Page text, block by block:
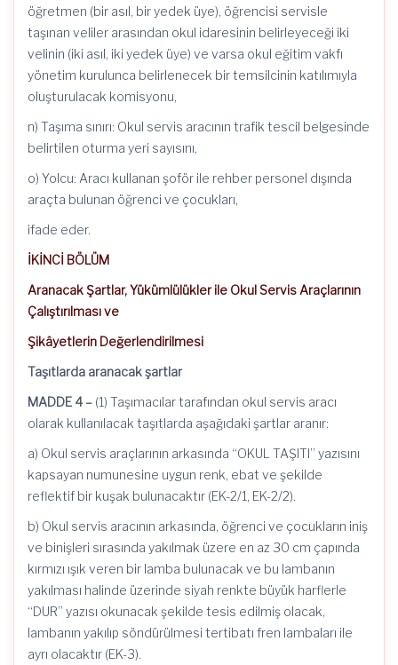
öğretmen (bir asıl, bir yedek üye), öğrencisi servisle
taşınan veliler arasından okul idaresinin belirleyeceği iki
velinin (iki asıl, iki yedek üye) ve varsa okul eğitim vakfı
yönetim kurulunca belirlenecek bir temsilcinin katılımıyla
oluşturulacak komisyonu,
n) Taşıma sınırı: Okul servis aracının trafik tescil belgesinde
belirtilen oturma yeri sayısını,
o) Yolcu: Aracı kullanan şoför ile rehber personel dışında
araçta bulunan öğrenci ve çocukları,
ifade eder.
İKİNCİ BÖLÜM
Aranacak Şartlar, Yükümlülükler ile Okul Servis Araçlarının
Çalıştırılması ve
Şikâyetlerin Değerlendirilmesi
Taşıtlarda aranacak şartlar
MADDE 4 – (1) Taşımacılar tarafından okul servis aracı
olarak kullanılacak taşıtlarda aşağıdaki şartlar aranır:
a) Okul servis araçlarının arkasında “OKUL TAŞITI” yazısını
kapsayan numunesine uygun renk, ebat ve şekilde
reflektif bir kuşak bulunacaktır (EK-2/1, EK-2/2).
b) Okul servis aracının arkasında, öğrenci ve çocukların iniş
ve binişleri sırasında yakılmak üzere en az 30 cm çapında
kırmızı ışık veren bir lamba bulunacak ve bu lambanın
yakılması halinde üzerinde siyah renkte büyük harflerle
“DUR” yazısı okunacak şekilde tesis edilmiş olacak,
lambanın yakılıp söndürülmesi tertibatı fren lambaları ile
ayrı olacaktır (EK-3).